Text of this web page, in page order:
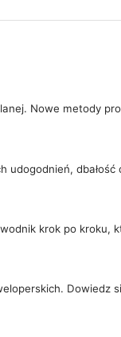
Nowe metody
krok po kroku,
Dowiedz